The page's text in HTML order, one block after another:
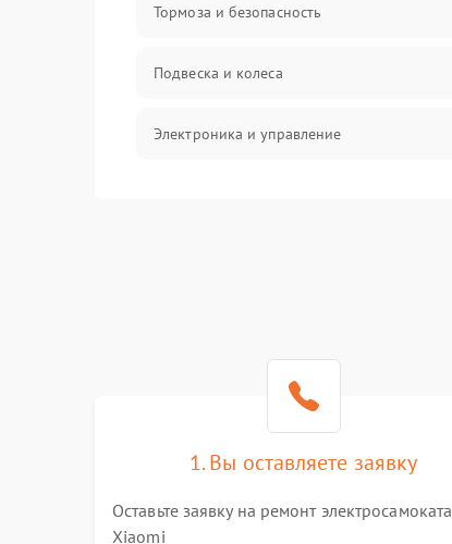
Тормоза и безопасность
Подвеска и колеса
Электроника и управление
Механические повреждения
1. Вы оставляете заявку
Оставьте заявку на ремонт электросамоката
Xiaomi